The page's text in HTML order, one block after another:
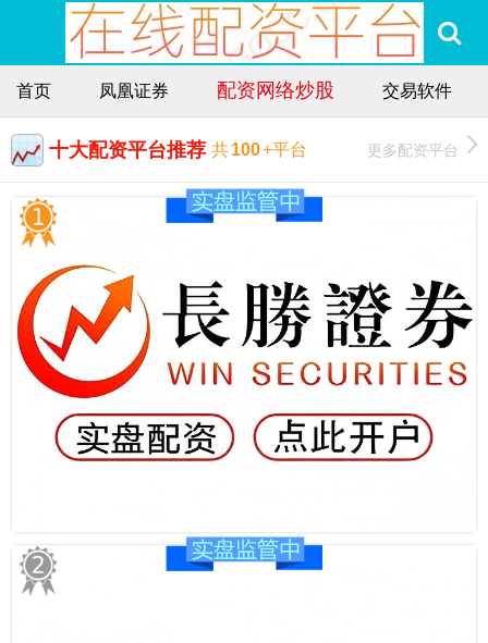
首页 凤凰证券 配资网络炒股 交易软件
十大配资平台推荐 共100+平台 更多配资平台